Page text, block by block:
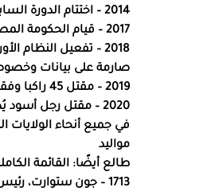
2014 – اختتام الدورة السابعة والستين من مهرجان كان السينمائي لسنة 2014 في فرنسا.
2017 – قيام الحكومة المصرية بحجب أكثر من 60 موقعًا معارضًا على شبكة الإنترنت بينهم 48 موقعًا إخباريًا.
2018 – تفعيل النظام
صارمة على بيانات
2019 – مقتل 45 راكبا وفقدان العشرات في كارثة غرق باخرة في بحيرة ماي ندومبي في جمهورية الكونغو الديمقراطية.
2020 – مقتل رجل
في جميع أنحاء الولايات
مواليد
طالع أيضًا: القائمة
1713 – جون ستوارت، رئيس وزراء المملكة المتحدة.